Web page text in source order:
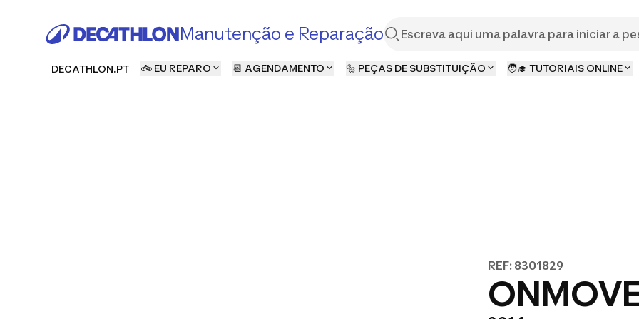
Manutenção e Reparação
DECATHLON.PT 🚲 EU REPARO 📆 AGENDAMENTO 🔩 PEÇAS DE SUBSTITUIÇÃO 🧑‍🎓 TUTORIAIS ONLINE
REF: 8301829